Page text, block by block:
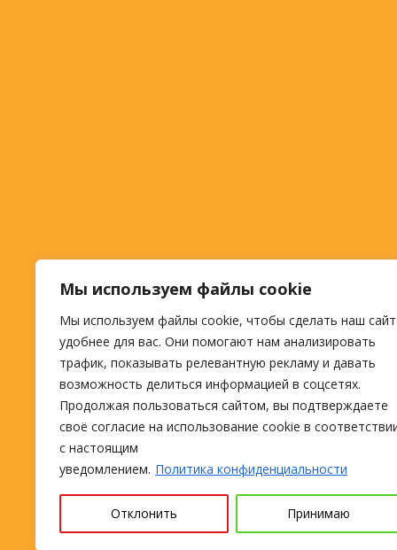
Мы используем файлы cookie
Мы используем файлы cookie, чтобы сделать наш сайт
удобнее для вас. Они помогают нам анализировать
трафик, показывать релевантную рекламу и давать
возможность делиться информацией в соцсетях.
Продолжая пользоваться сайтом, вы подтверждаете
своё согласие на использование cookie в
с настоящим
уведомлением. Политика конфиденциальности
Отклонить Принимаю